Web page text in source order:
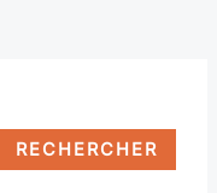
RECHERCHER